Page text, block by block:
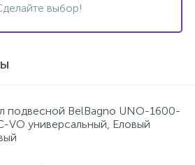
выбор!
подвесной BelBagno UNO-1600-
VO универсальный, Еловый